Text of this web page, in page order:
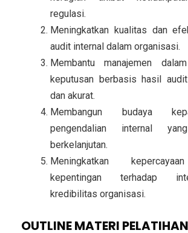
regulasi.
Meningkatkan kualitas dan
audit internal dalam organisasi.
Membantu manajemen
keputusan berbasis hasil
dan akurat.
Membangun budaya
pengendalian internal
berkelanjutan.
Meningkatkan
kepentingan terhadap
kredibilitas organisasi.
OUTLINE MATERI PELATIHAN